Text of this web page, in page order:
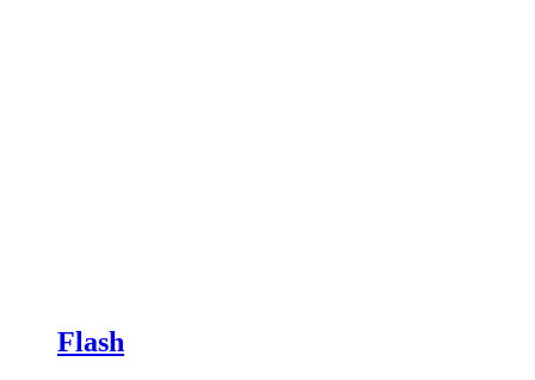
Flash